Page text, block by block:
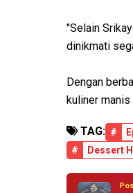
"Selain
dinikmati
Dengan
kuliner
TAG: #
#
Dessert